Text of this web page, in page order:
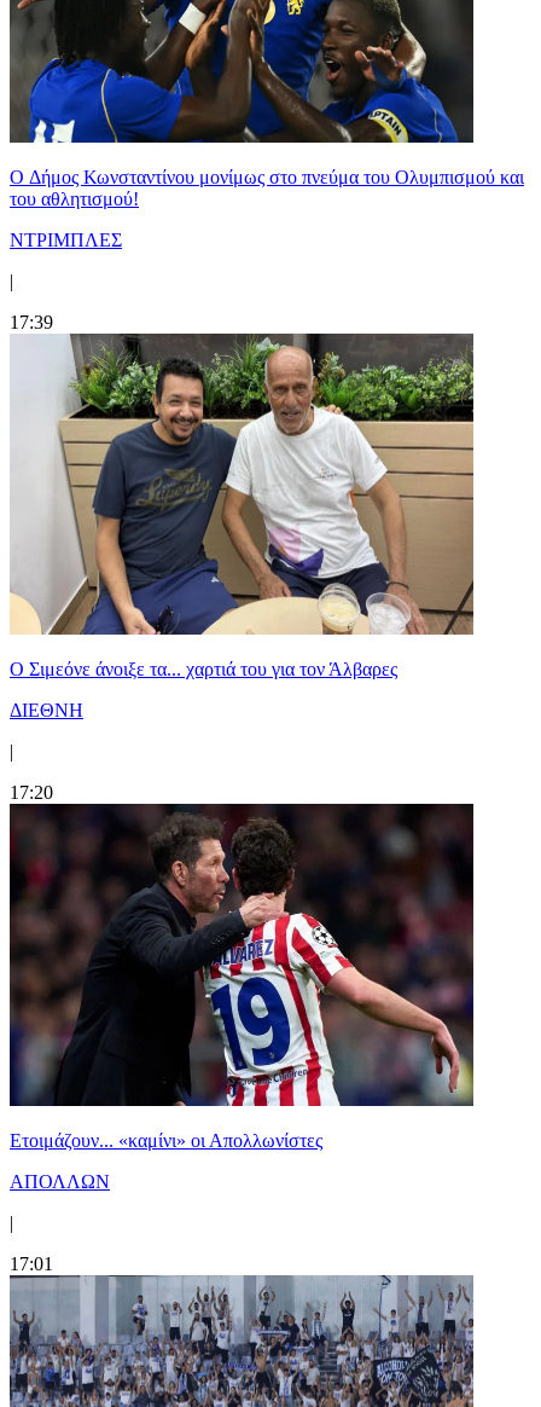
O Δήμος Κωνσταντίνου μονίμως στο πνεύμα του Ολυμπισμού και
του αθλητισμού!
ΝΤΡΙΜΠΛΕΣ
|
17:39
Ο Σιμεόνε άνοιξε τα... χαρτιά του για τον Άλβαρες
ΔΙΕΘΝΗ
|
17:20
Ετοιμάζουν... «καμίνι» οι Απολλωνίστες
ΑΠΟΛΛΩΝ
|
17:01